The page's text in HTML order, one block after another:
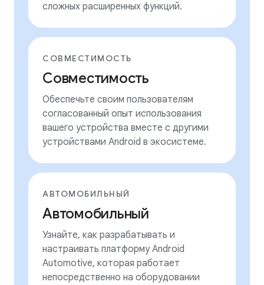
сложных расширенных функций.
СОВМЕСТИМОСТЬ
Совместимость
Обеспечьте своим пользователям
согласованный опыт использования
вашего устройства вместе с другими
устройствами Android в экосистеме.
АВТОМОБИЛЬНЫЙ
Автомобильный
Узнайте, как разрабатывать и
настраивать платформу Android
Automotive, которая работает
непосредственно на оборудовании